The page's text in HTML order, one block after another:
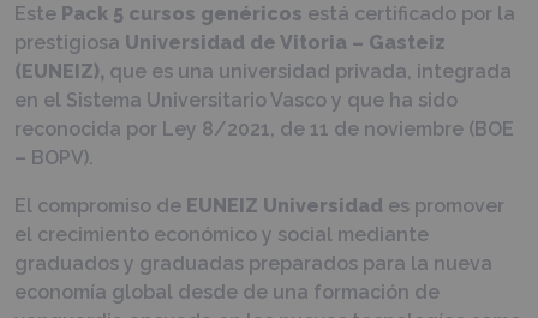
Este Pack 5 cursos genéricos está certificado por la
prestigiosa Universidad de Vitoria – Gasteiz
(EUNEIZ), que es una universidad privada, integrada
en el Sistema Universitario Vasco y que ha sido
reconocida por Ley 8/2021, de 11 de noviembre (BOE
– BOPV).
El compromiso de EUNEIZ Universidad es promover
el crecimiento económico y social mediante
graduados y graduadas preparados para la nueva
economía global desde de una formación de